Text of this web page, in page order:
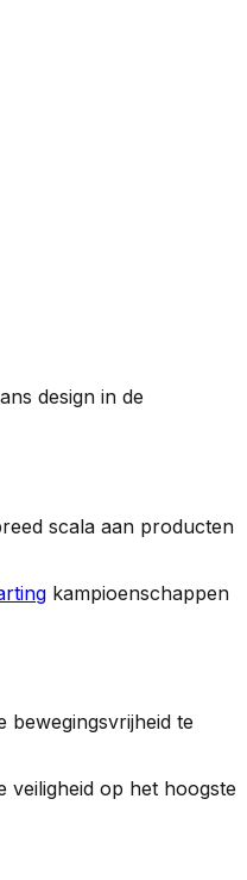
design in de
scala aan producten
kampioenschappen
bewegingsvrijheid te
veiligheid op het hoogste